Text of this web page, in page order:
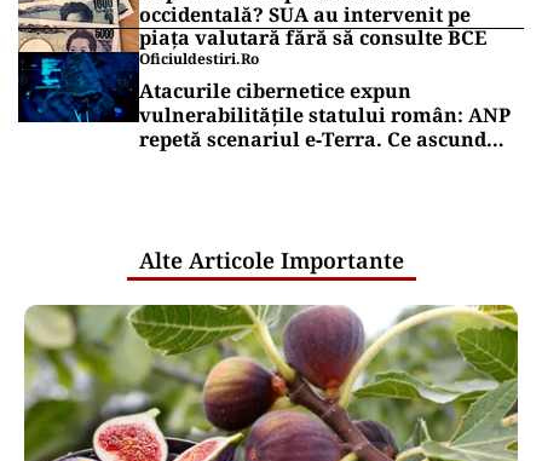
occidentală? SUA au intervenit pe
piața valutară fără să consulte BCE
Oficiuldestiri.ro
Atacurile cibernetice expun
vulnerabilitățile statului român: ANP
repetă scenariul e‑Terra. Ce ascund
Alte Articole Importante